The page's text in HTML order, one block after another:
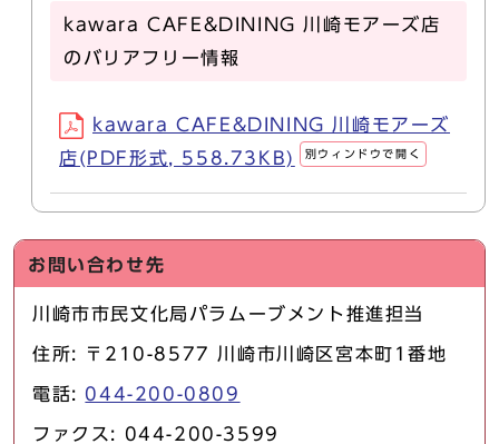
kawara CAFE&DINING 川崎モアーズ店
のバリアフリー情報
kawara CAFE&DINING 川崎モアーズ
店(PDF形式, 558.73KB)
別ウィンドウで開く
お問い合わせ先
川崎市市民文化局パラムーブメント推進担当
住所: 〒210-8577 川崎市川崎区宮本町1番地
電話: 044-200-0809
ファクス: 044-200-3599